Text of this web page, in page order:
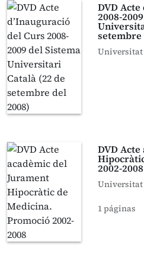
DVD
2008-
setembre
Universitat
DVD
2002-2008
Universitat
1 páginas